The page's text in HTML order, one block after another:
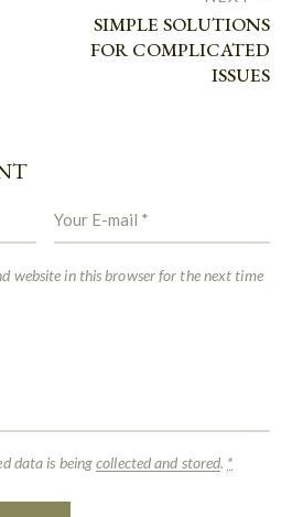
SIMPLE SOLUTIONS
FOR COMPLICATED
ISSUES
website in this browser for the next time
data is beingcollected and stored. *